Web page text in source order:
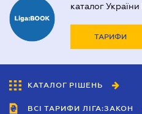
каталог України
ТАРИФИ
КАТАЛОГ РІШЕНЬ
ВСІ ТАРИФИ ЛІГА:ЗАКОН